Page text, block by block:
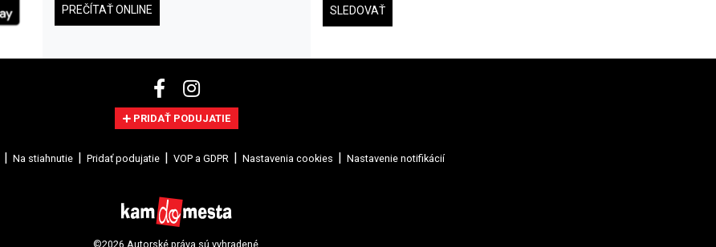
PREČÍTAŤ ONLINE SLEDOVAŤ
PRIDAŤ PODUJATIE
Na stiahnutie Pridať podujatie VOP a GDPR Nastavenia cookies Nastavenie notifikácií
©2026 Autorské práva sú vyhradené.